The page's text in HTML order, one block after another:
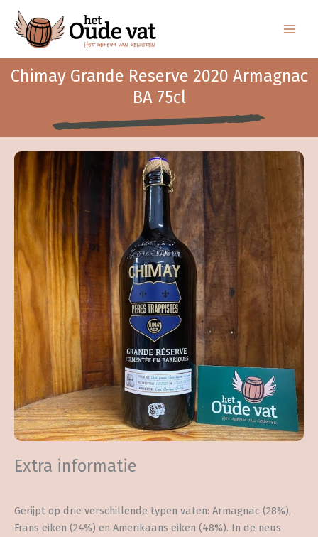
naar
inhoud
Chimay Grande Reserve 2020 Armagnac
BA 75cl
Extra informatie
Gerijpt op drie verschillende typen vaten: Armagnac (28%),
Frans eiken (24%) en Amerikaans eiken (48%). In de neus